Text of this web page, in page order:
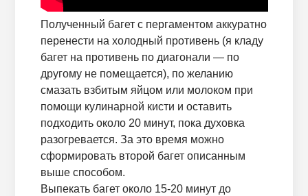
Полученный багет с пергаментом аккуратно
перенести на холодный противень (я кладу
багет на противень по диагонали — по
другому не помещается), по желанию
смазать взбитым яйцом или молоком при
помощи кулинарной кисти и оставить
подходить около 20 минут, пока духовка
разогревается. За это время можно
сформировать второй багет описанным
выше способом.
Выпекать багет около 15-20 минут до